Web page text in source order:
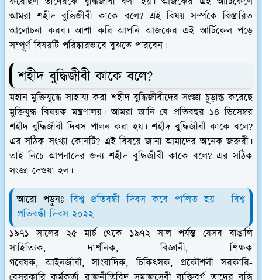
আমরা শহীদ বুদ্ধিজীবী কাকে বলে? এই বিষয় সর্ম্পকে বিস্তারিত
আলোচনা করব। আশা করি আপনি আজকের এই আর্টিকেল পড়ে
সম্পূর্ণ বিষয়টি পরিষ্কারভাবে বুঝতে পারবেন।
শহীদ বুদ্ধিজীবী কাকে বলে?
মহান মুক্তিযুদ্ধে সাহায্য করা শহীদ বুদ্ধিজীবীদের সংজ্ঞা চূড়ান্ত করেছে
মুক্তিযুদ্ধ বিষয়ক মন্ত্রণালয়। আমরা জানি যে প্রতিবছর ১৪ ডিসেম্বর
শহীদ বুদ্ধিজীবী দিবস পালন করা হয়। শহীদ বুদ্ধিজীবী কাকে বলে?
এর সঠিক সংখ্যা কোনটি? এই বিষয়ে জানা আমাদের অনেক জরুরী।
তাই নিচে আপনাদের জন্য শহীদ বুদ্ধিজীবী কাকে বলে? এর সঠিক
সংজ্ঞা দেওয়া হল।
আরো পড়ুনঃবিশ্ব প্রতিবন্ধী দিবস কবে পালিত হয় - বিশ্ব
প্রতিবন্ধী দিবস ২০২২
১৯৭১ সালের ২৫ মার্চ থেকে ১৯৭২ সাল পর্যন্ত যেসব বাঙালি
সাহিত্যিক, দার্শনিক, বিজ্ঞানী, শিক্ষক
গবেষক, আইনজীবী, সাংবাদিক, চিকিৎসক, প্রকৌশলী সরকারি-